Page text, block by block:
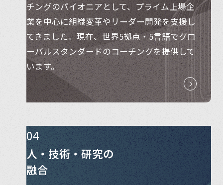
チングのパイオニアとして、プライム上場企
業を中心に組織変革やリーダー開発を支援し
てきました。現在、世界5拠点・5言語でグロ
ーバルスタンダードのコーチングを提供して
います。
04
人・技術・研究の
融合